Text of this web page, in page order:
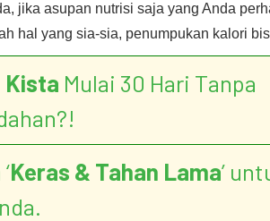
jika asupan nutrisi saja yang Anda
hal yang sia-sia, penumpukan kalori
Kista Mulai 30 Hari Tanpa
Keras & Tahan Lama’